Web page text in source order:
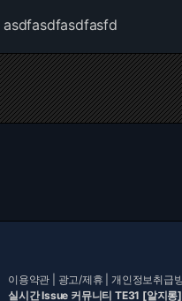
asdfasdfasdfasfd
이용약관 광고/제휴 |개인정보취급
실시간 Issue 커뮤니티 TE31 [알지